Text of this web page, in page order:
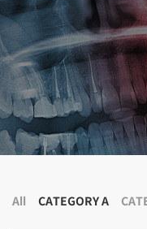
All CATEGORY A